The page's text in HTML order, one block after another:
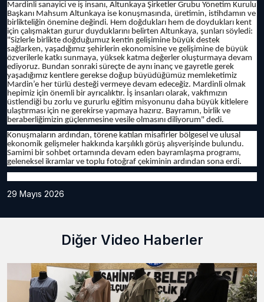
Mardinli sanayici ve iş insanı, Altunkaya Şirketler Grubu Yönetim Kurulu
Başkanı Mahsum Altunkaya ise konuşmasında, üretimin, istihdamın ve
birlikteliğin önemine değindi. Hem doğdukları hem de doydukları kent
için çalışmaktan gurur duyduklarını belirten Altunkaya, şunları söyledi:
"Sizlerle birlikte doğduğumuz kentin gelişimine büyük destek
sağlarken, yaşadığımız şehirlerin ekonomisine ve gelişimine de büyük
özverilerle katkı sunmaya, yüksek katma değerler oluşturmaya devam
ediyoruz. Bundan sonraki süreçte de aynı inanç ve gayretle gerek
yaşadığımız kentlere gerekse doğup büyüdüğümüz memleketimiz
Mardin’e her türlü desteği vermeye devam edeceğiz. Mardinli olmak
hepimiz için önemli bir ayrıcalıktır. İş insanları olarak, vakfımızın
üstlendiği bu zorlu ve gururlu eğitim misyonunu daha büyük kitlelere
ulaştırması için ne gerekirse yapmaya hazırız. Bayramın, birlik ve
beraberliğimizin güçlenmesine vesile olmasını diliyorum" dedi.
Konuşmaların ardından, törene katılan misafirler bölgesel ve ulusal
ekonomik gelişmeler hakkında karşılıklı görüş alışverişinde bulundu.
Samimi bir sohbet ortamında devam eden bayramlaşma programı,
geleneksel ikramlar ve toplu fotoğraf çekiminin ardından sona erdi.
29 Mayıs 2026
Diğer Video Haberler